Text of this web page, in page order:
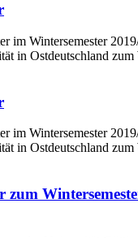
in Ostdeutschland
in Ostdeutschland
zum